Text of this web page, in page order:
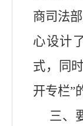
商司法
心设计
式，同
开专栏”
三、